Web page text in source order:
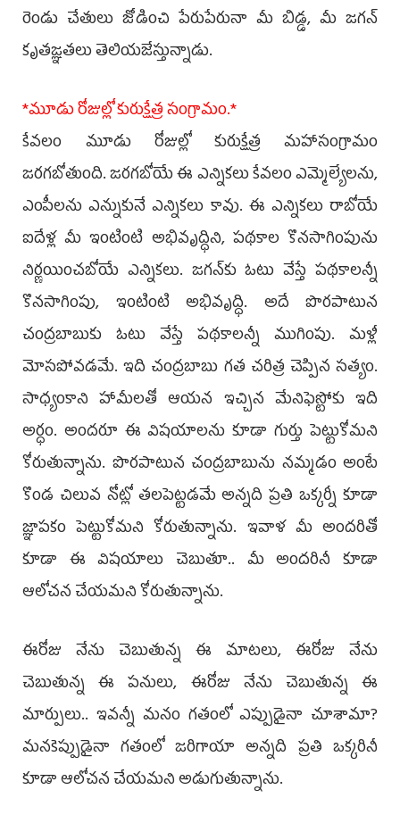
రెండు చేతులు జోడించి పేరుపేరునా మీ బిడ్డ, మీ జగన్‌
కృతజ్ఞతలు తెలియజేస్తున్నాడు.
*మూడు రోజుల్లో కురుక్షేత్ర సంగ్రామం.*
కేవలం మూడు రోజుల్లో కురుక్షేత్ర మహాసంగ్రామం
జరగబోతుంది. జరగబోయే ఈ ఎన్నికలు కేవలం ఎమ్మెల్యేలను,
ఎంపీలను ఎన్నుకునే ఎన్నికలు కావు. ఈ ఎన్నికలు రాబోయే
ఐదేళ్ల మీ ఇంటింటి అభివృద్ధిని, పథకాల కొనసాగింపును
నిర్ణయించబోయే ఎన్నికలు. జగన్‌కు ఓటు వేస్తే పథకాలన్నీ
కొనసాగింపు, ఇంటింటి అభివృద్ధి. అదే పొరపాటున
చంద్రబాబుకు ఓటు వేస్తే పథకాలన్నీ ముగింపు. మళ్లీ
మోసపోవడమే. ఇది చంద్రబాబు గత చరిత్ర చెప్పిన సత్యం.
సాధ్యంకాని హామీలతో ఆయన ఇచ్చిన మేనిఫెస్టోకు ఇది
అర్ధం. అందరూ ఈ విషయాలను కూడా గుర్తు పెట్టుకోమని
కోరుతున్నాను. పొరపాటున చంద్రబాబును నమ్మడం అంటే
కొండ చిలువ నోట్లో తలపెట్టడమే అన్నది ప్రతి ఒక్కర్నీ కూడా
జ్ఞాపకం పెట్టుకోమని కోరుతున్నాను. ఇవాళ మీ అందరితో
కూడా ఈ విషయాలు చెబుతూ.. మీ అందరినీ కూడా
ఆలోచన చేయమని కోరుతున్నాను.
ఈరోజు నేను చెబుతున్న ఈ మాటలు, ఈరోజు నేను
చెబుతున్న ఈ పనులు, ఈరోజు నేను చెబుతున్న ఈ
మార్పులు.. ఇవన్నీ మనం గతంలో ఎప్పుడైనా చూశామా?
మనకెప్పుడైనా గతంలో జరిగాయా అన్నది ప్రతి ఒక్కరినీ
కూడా ఆలోచన చేయమని అడుగుతున్నాను.